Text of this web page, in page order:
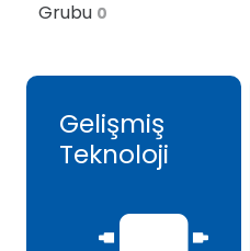
Grubu 0
Gelişmiş
Teknoloji